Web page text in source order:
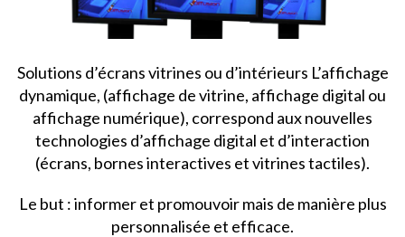
Solutions d’écrans vitrines ou d’intérieurs L’affichage
dynamique, (affichage de vitrine, affichage digital ou
affichage numérique), correspond aux nouvelles
technologies d’affichage digital et d’interaction
(écrans, bornes interactives et vitrines tactiles).
Le but : informer et promouvoir mais de manière plus
personnalisée et efficace.